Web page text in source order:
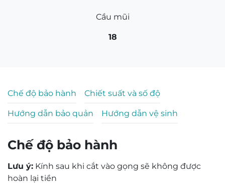
Cầu mũi
18
Chế độ bảo hành Chiết suất và số độ
Hướng dẫn bảo quản Hướng dẫn vệ sinh
Chế độ bảo hành
Lưu ý: Kính sau khi cắt vào gọng sẽ không được
hoàn lại tiền